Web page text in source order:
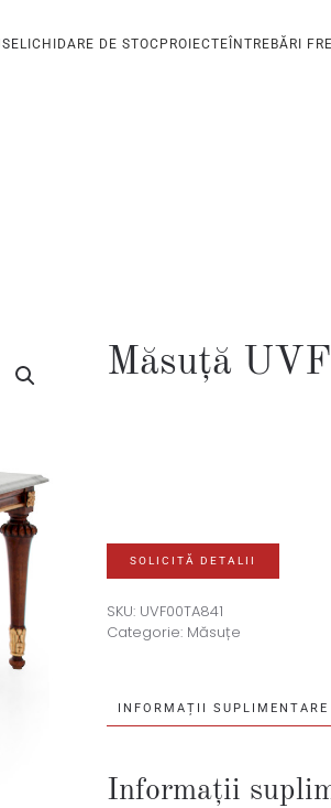
LICHIDARE DE STOCPROIECTEÎNTREBĂRI
Măsuță
SOLICITĂ DETALII
SKU: UVF00TA841
Categorie: Măsuțe
INFORMAȚII SUPLIMENTARE
Informații